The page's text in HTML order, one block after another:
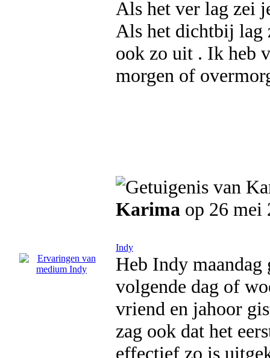
Als het ver lag zei
Als het dichtbij lag
ook zo uit . Ik heb
morgen of
Karima op 26 mei
Indy
Heb Indy maandag
volgende dag of
vriend en jahoor
zag ook dat het
effectief zo is